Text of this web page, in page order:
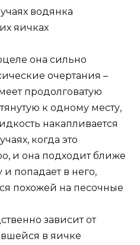
водянка
яичках
она сильно
очертания –
продолговатую
к одному месту,
накапливается
когда это
и она подходит ближе
и попадает в него,
похожей на песочные
зависит от
в яичке